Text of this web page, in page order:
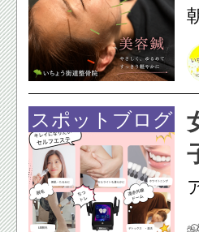
スポットブログ